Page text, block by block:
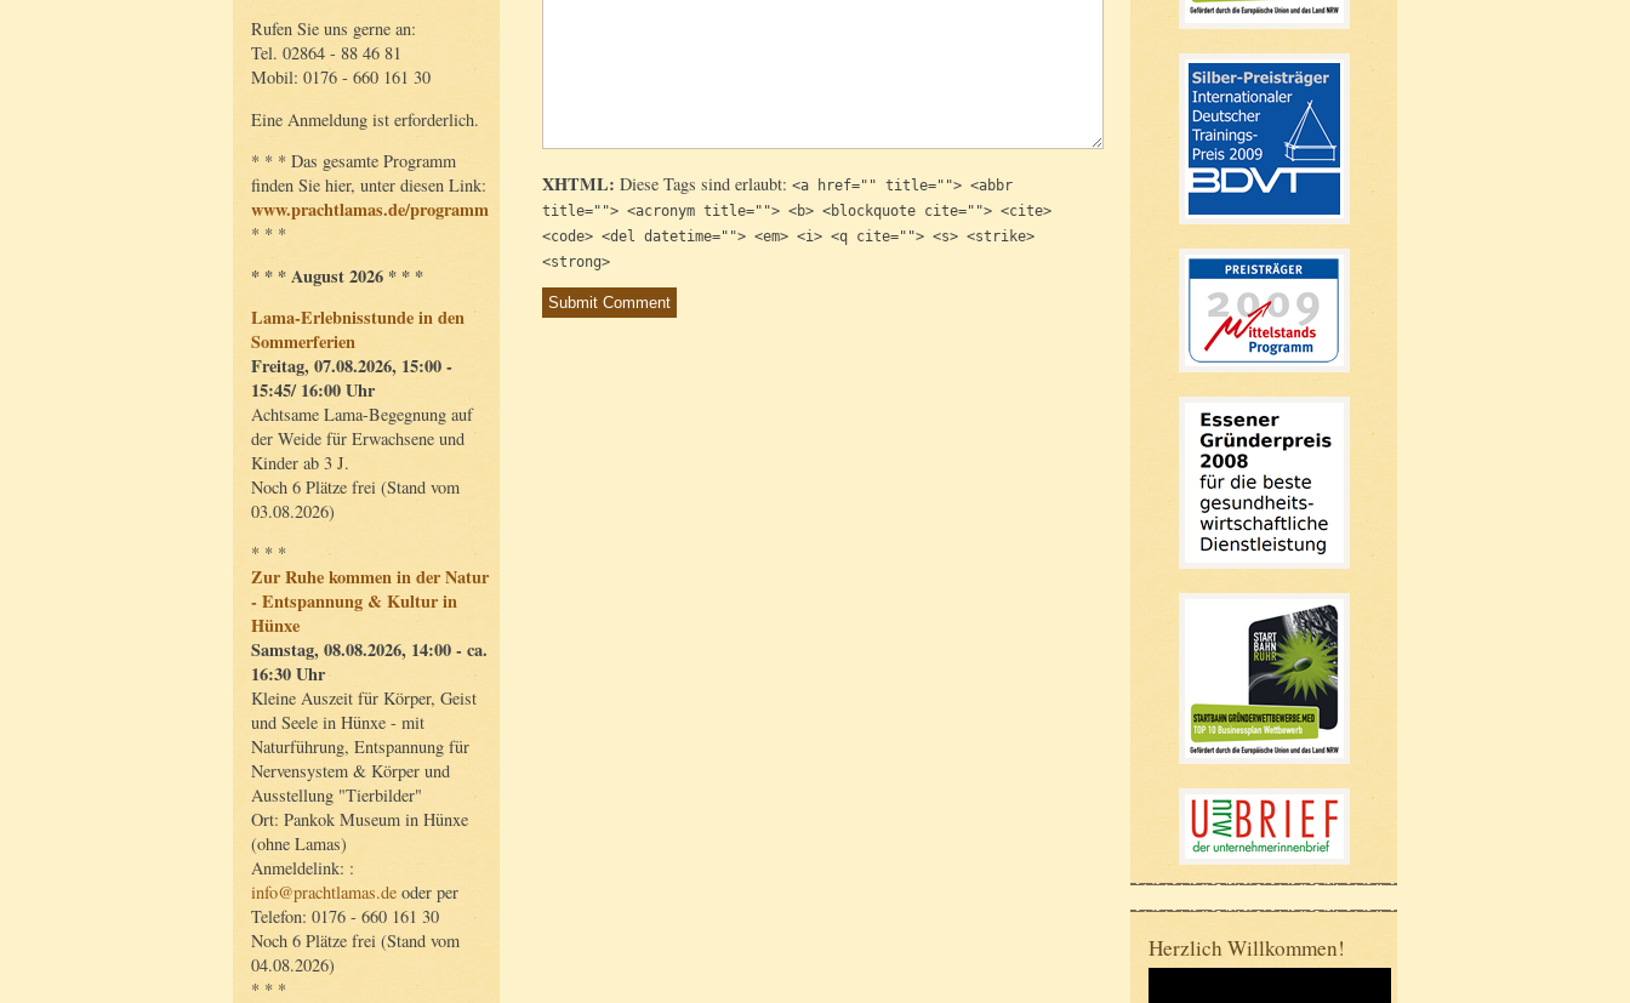
Rufen Sie uns gerne an:
Tel. 02864 - 88 46 81
Mobil: 0176 - 660 161 30
Eine Anmeldung ist erforderlich.
* * * Das gesamte Programm
finden Sie hier, unter diesen Link:
www.prachtlamas.de/programm
* * *
* * * August 2026 * * *
Lama-Erlebnisstunde in den
Sommerferien
Freitag, 07.08.2026, 15:00 -
15:45/ 16:00 Uhr
Achtsame Lama-Begegnung auf
der Weide für Erwachsene und
Kinder ab 3 J.
Noch 6 Plätze frei (Stand vom
03.08.2026)
* * *
Zur Ruhe kommen in der Natur
- Entspannung & Kultur in
Hünxe
Samstag, 08.08.2026, 14:00 - ca.
16:30 Uhr
Kleine Auszeit für Körper, Geist
und Seele in Hünxe - mit
Naturführung, Entspannung für
Nervensystem & Körper und
Ausstellung "Tierbilder"
Ort: Pankok Museum in Hünxe
(ohne Lamas)
Anmeldelink: :
info@prachtlamas.de oder per
Telefon: 0176 - 660 161 30
Noch 6 Plätze frei (Stand vom
04.08.2026)
* * *
XHTML: Diese Tags sind erlaubt: <a href="" title=""> <abbr
title=""> <acronym title=""> <b> <blockquote cite=""> <cite>
<code> <del datetime=""> <em> <i> <q cite=""> <s> <strike>
<strong>
Herzlich Willkommen!